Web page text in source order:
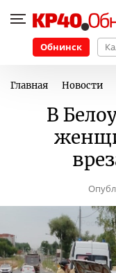
Обнинск
Главная Новости
В